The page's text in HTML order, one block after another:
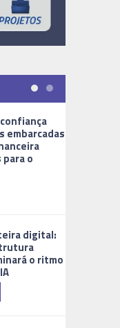
embarcadas
o
digital:
o ritmo